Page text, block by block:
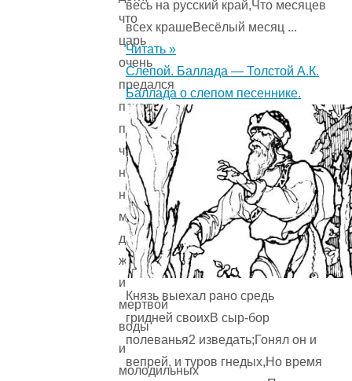
что
царь
очень
предался
печали,
потому
что
никто
не
может
достать
живой
и
мертвой
воды
и
молодильных
весь на русский край,Что месяцев
всех крашеВесёлый месяц ...
Читать »
Слепой. Баллада — Толстой А.К.
Баллада о слепом песеннике.
Князь выехал рано средь
гридней своихВ сыр-бор
полеванья2 изведать;Гонял он и
вепрей, и туров гнедых,Но время